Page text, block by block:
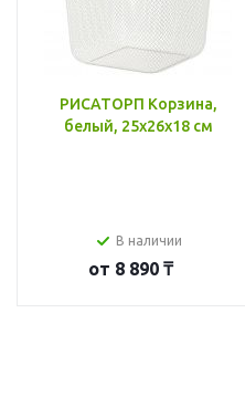
РИСАТОРП Корзина,
белый, 25x26x18 см
В наличии
от 8 890 ₸